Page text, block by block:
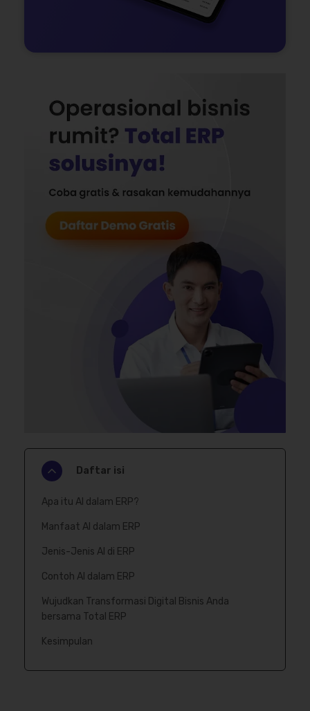
Daftar isi
Apa itu AI dalam ERP?
Manfaat AI dalam ERP
Jenis-Jenis AI di ERP
Contoh AI dalam ERP
Wujudkan Transformasi Digital Bisnis Anda
bersama Total ERP
Kesimpulan